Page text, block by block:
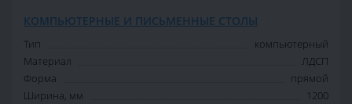
КОМПЬЮТЕРНЫЕ И ПИСЬМЕННЫЕ СТОЛЫ
Тип
компьютерный
Материал
ЛДСП
Форма
прямой
Ширина, мм
1200